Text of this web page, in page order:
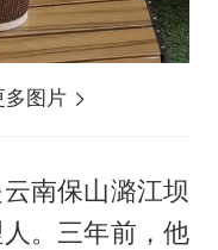
多图片
南保山潞江坝
。三年前，他